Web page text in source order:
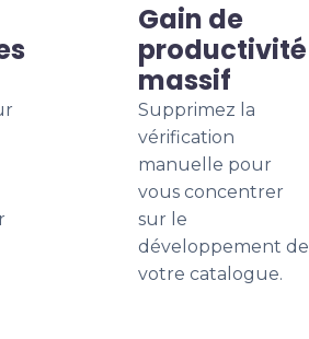
Gain de
productivité
massif
Supprimez la
vérification
manuelle pour
vous concentrer
sur le
développement de
votre catalogue.